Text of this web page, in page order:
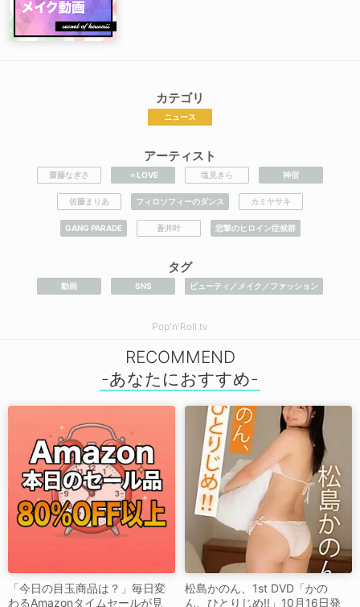
カテゴリ
ニュース
アーティスト
齋藤なぎさ ＝LOVE 塩見きら 神宿
佐藤まりあ フィロソフィーのダンス カミヤサキ
GANG PARADE 蒼井叶 悲撃のヒロイン症候群
タグ
動画 SNS ビューティ／メイク／ファッション
Pop'n'Roll.tv
RECOMMEND
「今日の目玉商品は？」毎日変
わるAmazonタイムセールが見
松島かのん、1st DVD「かの
ん、ひとりじめ!!」10月16日発